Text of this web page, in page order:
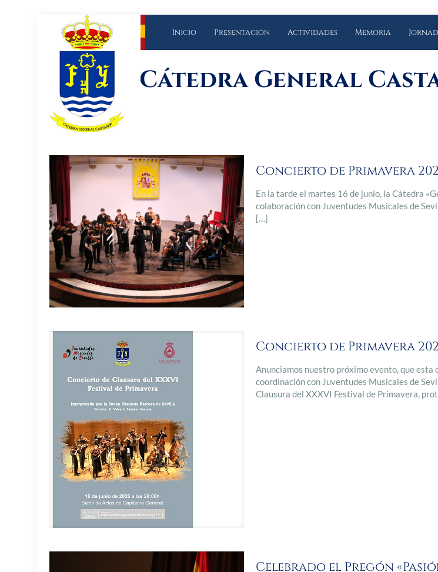
Inicio Presentación Actividades Memoria
Cátedra General
Concierto de Primavera
En la tarde el martes 16 de junio, la Cátedra
colaboración con Juventudes Musicales de
[…]
Concierto de Primavera
Anunciamos nuestro próximo evento, que esta
coordinación con Juventudes Musicales de
Clausura del XXXVI Festival de Primavera,
Celebrado el Pregón